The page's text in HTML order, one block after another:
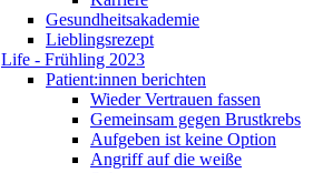
Gesundheitsakademie
Lieblingsrezept
Life - Frühling 2023
Patient:innen berichten
Wieder Vertrauen fassen
Gemeinsam gegen Brustkrebs
Aufgeben ist keine Option
Angriff auf die weiße